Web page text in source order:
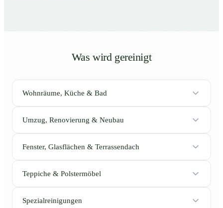
Was wird gereinigt
Wohnräume, Küche & Bad
Umzug, Renovierung & Neubau
Fenster, Glasflächen & Terrassendach
Teppiche & Polstermöbel
Spezialreinigungen